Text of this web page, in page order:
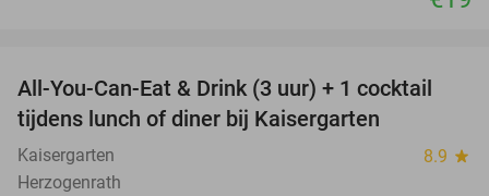
33%
All-You-Can-Eat & Drink (3 uur) + 1 cocktail
tijdens lunch of diner bij Kaisergarten
Kaisergarten 8.9 star
Herzogenrath